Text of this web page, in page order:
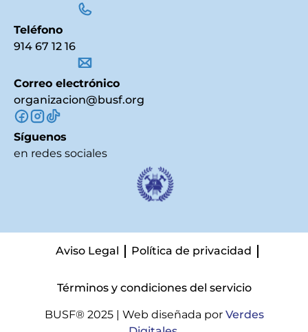
Teléfono
914 67 12 16
Correo electrónico
organizacion@busf.org
Síguenos
en redes sociales
Aviso Legal Política de privacidad
Términos y condiciones del servicio
BUSF® 2025 | Web diseñada por Verdes